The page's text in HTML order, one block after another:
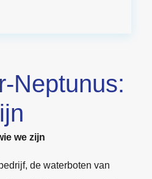
Neptunus:
we zijn
de waterboten van